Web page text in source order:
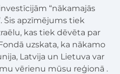
“nākamajās
Šis apzīmējums tiek
kas tiek dēvēta par
uzskata, ka nākamo
Latvija un Lietuva var
vērienu mūsu reģionā .